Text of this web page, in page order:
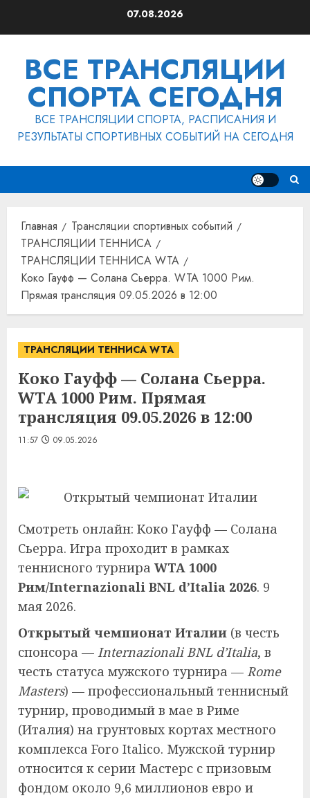
07.08.2026
ВСЕ ТРАНСЛЯЦИИ
СПОРТА СЕГОДНЯ
ВСЕ ТРАНСЛЯЦИИ СПОРТА, РАСПИСАНИЯ И
РЕЗУЛЬТАТЫ СПОРТИВНЫХ СОБЫТИЙ НА СЕГОДНЯ
Главная
Трансляции спортивных событий
ТРАНСЛЯЦИИ ТЕННИСА
ТРАНСЛЯЦИИ ТЕННИСА WTA
Коко Гауфф — Солана Сьерра. WTA 1000 Рим.
Прямая трансляция 09.05.2026 в 12:00
ТРАНСЛЯЦИИ ТЕННИСА WTA
Коко Гауфф — Солана Сьерра.
WTA 1000 Рим. Прямая
трансляция 09.05.2026 в 12:00
11:57 09.05.2026
Смотреть онлайн: Коко Гауфф — Солана
Сьерра. Игра проходит в рамках
теннисного турнира WTA 1000
Рим/Internazionali BNL d’Italia 2026. 9
мая 2026.
Открытый чемпионат Италии (в честь
спонсора — Internazionali BNL d’Italia, в
честь статуса мужского турнира — Rome
Masters) — профессиональный теннисный
турнир, проводимый в мае в Риме
(Италия) на грунтовых кортах местного
комплекса Foro Italico. Мужской турнир
относится к серии Мастерс с призовым
фондом около 9,6 миллионов евро и